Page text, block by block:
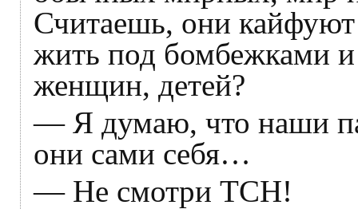
Считаешь, они кайфуют
жить под бомбежками и
женщин, детей?
— Я думаю, что наши
они сами себя…
— Не смотри ТСН!